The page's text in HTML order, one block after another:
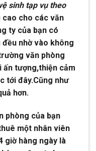
sinh tạp vụ theo
cho các văn
ty của bạn có
nhờ vào không
văn phòng
ấn tượng,thiện cảm
tới đây.Cũng như
hơn.
phòng của bạn
một nhân viên
giờ hàng ngày là